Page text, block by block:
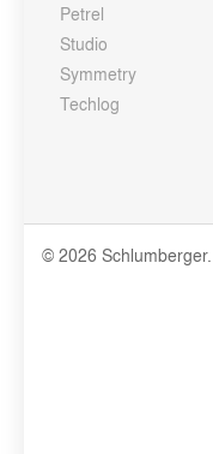
Petrel
Studio
Symmetry
Techlog
© 2026